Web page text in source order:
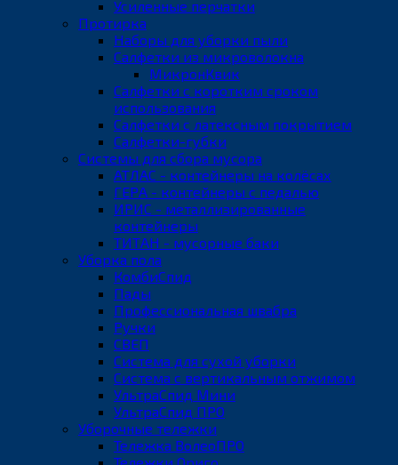
Усиленные перчатки
Протирка
Наборы для уборки пыли
Салфетки из микроволокна
МикронКвик
Салфетки с коротким сроком
использования
Салфетки с латексным покрытием
Салфетки-губки
Системы для сбора мусора
АТЛАС - контейнеры на колёсах
ГЕРА - контейнеры с педалью
ИРИС - металлизированные
контейнеры
ТИТАН - мусорные баки
Уборка пола
КомбиСпид
Пады
Профессиональная швабра
Ручки
СВЕП
Система для сухой уборки
Система с вертикальным отжимом
УльтраСпид Мини
УльтраСпид ПРО
Уборочные тележки
Тележка ВолеоПРО